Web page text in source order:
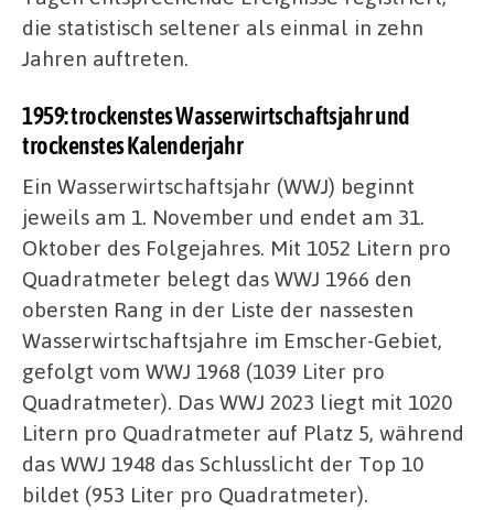
die statistisch seltener als einmal in zehn
Jahren auftreten.
1959: trockenstes Wasserwirtschaftsjahr und
trockenstes Kalenderjahr
Ein Wasserwirtschaftsjahr (WWJ) beginnt
jeweils am 1. November und endet am 31.
Oktober des Folgejahres. Mit 1052 Litern pro
Quadratmeter belegt das WWJ 1966 den
obersten Rang in der Liste der nassesten
Wasserwirtschaftsjahre im Emscher-Gebiet,
gefolgt vom WWJ 1968 (1039 Liter pro
Quadratmeter). Das WWJ 2023 liegt mit 1020
Litern pro Quadratmeter auf Platz 5, während
das WWJ 1948 das Schlusslicht der Top 10
bildet (953 Liter pro Quadratmeter).